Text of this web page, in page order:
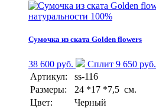
натуральности 100%
Сумочка из ската Golden flowers
38 600 руб.
Сплит 9 650 руб.
Артикул:
ss-116
Размеры:
24 *17 *7,5 см.
Цвет:
Черный